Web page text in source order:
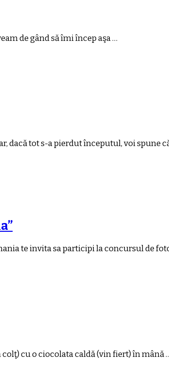
de gând să îmi încep aşa …
dacă tot s-a pierdut începutul, voi spune
te invita sa participi la concursul de
cu o ciocolata caldă (vin fiert) în mână